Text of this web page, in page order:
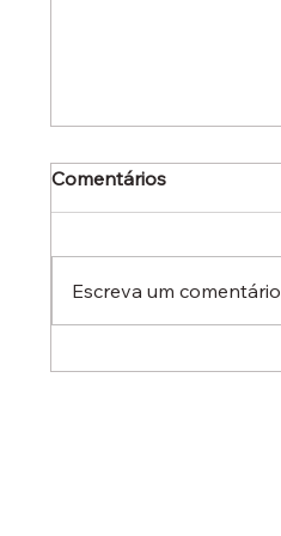
Comentários
Escreva um comentário